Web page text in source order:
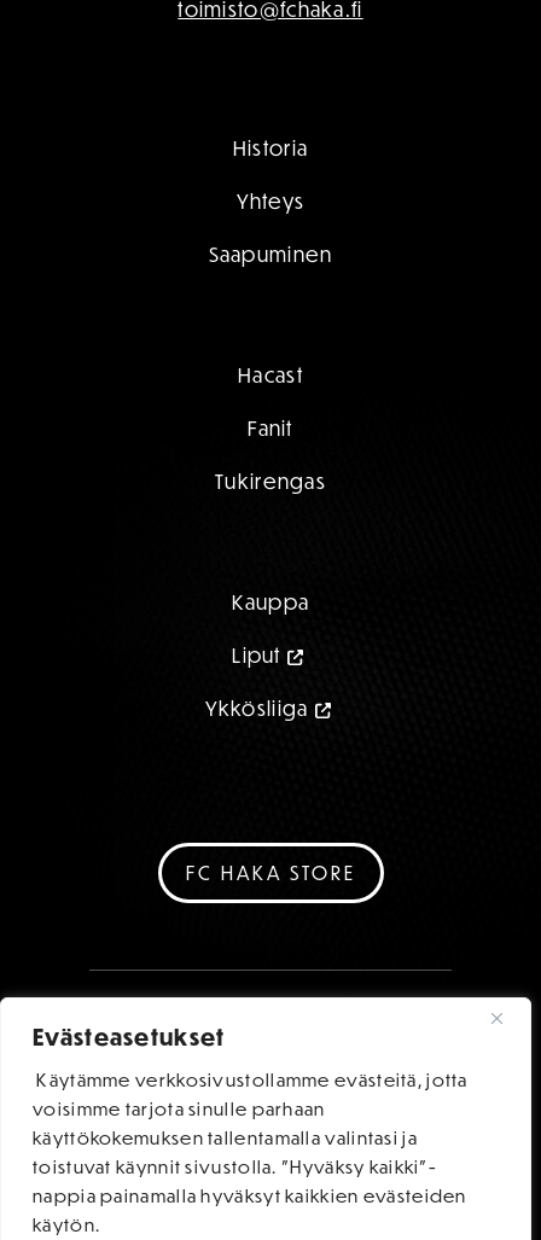
Evästeasetukset
Käytämme verkkosivustollamme evästeitä, jotta
voisimme tarjota sinulle parhaan
käyttökokemuksen tallentamalla valintasi ja
toistuvat käynnit sivustolla. "Hyväksy kaikki"-
nappia painamalla hyväksyt kaikkien evästeiden
käytön.
toimisto@fchaka.fi
Historia
Yhteys
Saapuminen
Hacast
Fanit
Tukirengas
Kauppa
Liput
Ykkösliiga
FC HAKA STORE